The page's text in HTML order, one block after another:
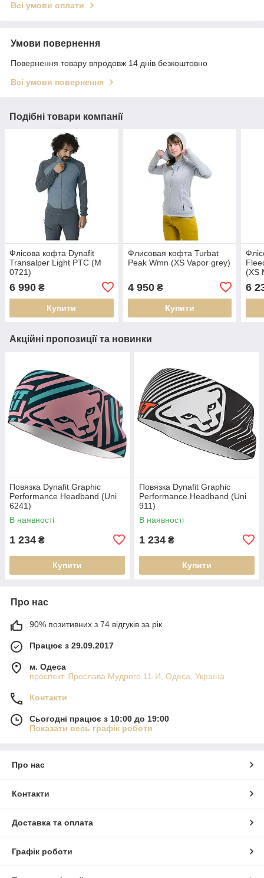
Всі умови оплати
Умови повернення
Повернення товару впродовж 14 днів безкоштовно
Всі умови повернення
Подібні товари компанії
Флісова кофта Dynafit
Transalper Light PTC (M
0721)
6 990 ₴
Купити
Флисовая кофта Turbat
Peak Wmn (XS Vapor grey)
4 950₴
Купити
(XS
6
Акційні пропозиції та новинки
Повязка Dynafit Graphic
Performance Headband (Uni
6241)
В наявності
1 234 ₴
Купити
Повязка Dynafit Graphic
Performance Headband (Uni
911)
В наявності
1 234 ₴
Купити
Про нас
90% позитивних з 74 відгуків за рік
Працює з 29.09.2017
м. Одеса
проспект. Ярослава Мудрого 11-И, Одеса, Україна
Контакти
Сьогодні працює з 10:00 до 19:00
Показати весь графік роботи
Про нас
Контакти
Доставка та оплата
Графік роботи